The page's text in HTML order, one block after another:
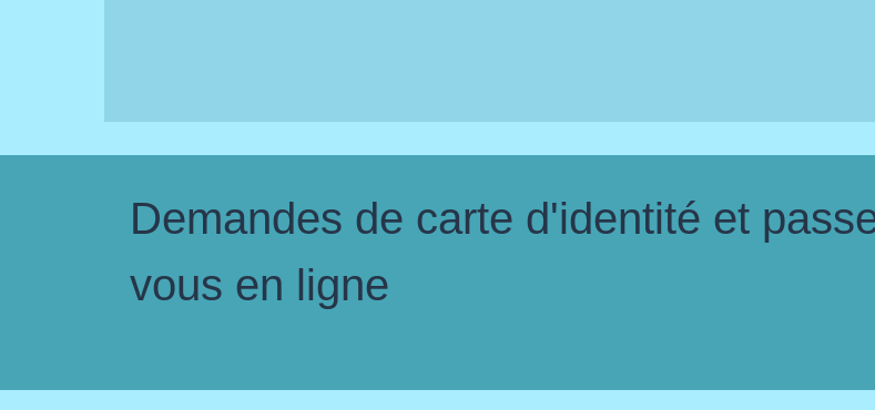
Demandes de carte d'identité et
vous en ligne